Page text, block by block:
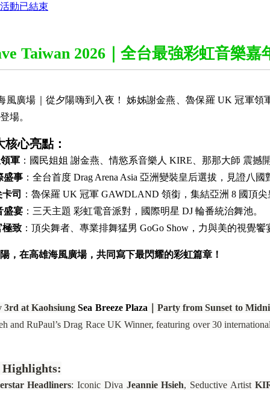
活動已結束
Taiwan 2026｜全台最強彩虹音樂嘉
風廣場｜從夕陽嗨到入夜！ 姊姊謝金燕、魯保羅 UK 冠軍領
場。
核心亮點：
軍 ：國民姐姐 謝金燕、情慾系音樂人 KIRE、那那大師 震撼
盛事 ：全台首度 Drag Arena Asia 亞洲變裝皇后選拔，見證八國
司
：魯保羅 UK 冠軍 GAWDLAND 領銜，集結亞洲 8 國頂
盛宴 ：三天主題 彩虹電音派對，國際明星 DJ 輪番統治舞池。
極致 ：頂尖舞者、專業排舞猛男 GoGo Show，力與美的視覺饗
，在高雄海風廣場，共同寫下最閃耀的彩虹篇章！
3rd at KaohsiungSea Breeze Plaza ｜Party from Sunset to
and RuPaul’s Drag Race UK Winner, featuring over 30
Headliners: Iconic Diva Jeannie Hsieh, Seductive Artist